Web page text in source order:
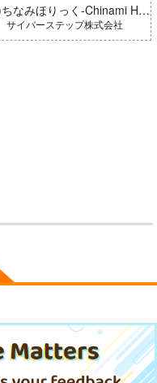
(PC)ちなみほりっく-Chinami Holic 特典付き 限定ボックス
サイバーステップ株式会社